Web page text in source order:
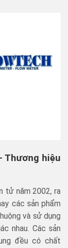
Thương hiệu
tử năm 2002, ra
các sản phẩm
và sử dụng
nhau. Các sản
đều có chất